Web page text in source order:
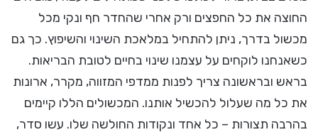
החוצה את כל החפצים ורק אחרי שהחדר חף ונקי מכל
מכשול בדרך, ניתן להתחיל במלאכת השינוי והשיפוץ. כך גם
כשאנחנו לוקחים על עצמנו שינוי בחיים לטובת הבריאות.
בראש ובראשונה צריך לפנות ממדפי המזווה, מקרר, ארונות
את כל מה שעלול להכשיל אותנו. המכשולים הללו קיימים
בהרבה תצורות – כל אחד ונקודות החולשה שלו. עשו סדר,